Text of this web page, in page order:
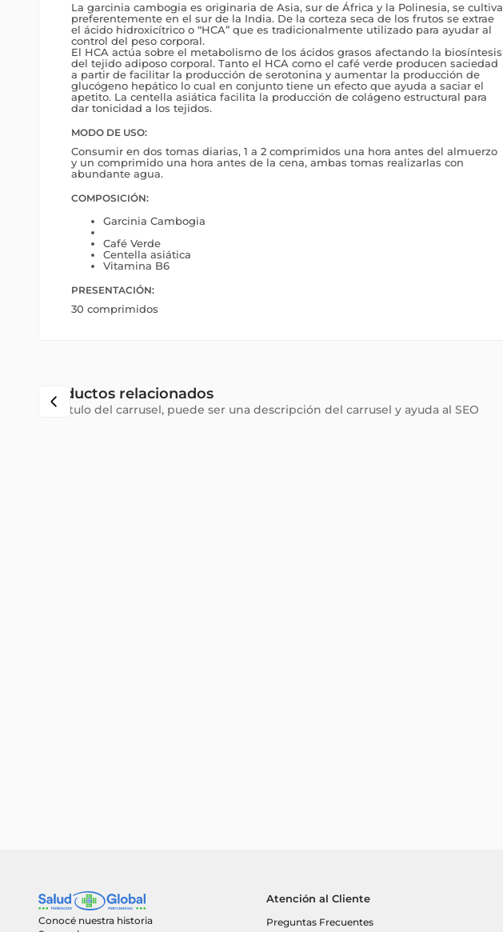
La garcinia cambogia es originaria de Asia, sur de África y la Polinesia, se cultiva
preferentemente en el sur de la India. De la corteza seca de los frutos se extrae
el ácido hidroxicítrico o “HCA” que es tradicionalmente utilizado para ayudar al
control del peso corporal.
El HCA actúa sobre el metabolismo de los ácidos grasos afectando la biosíntesis
del tejido adiposo corporal. Tanto el HCA como el café verde producen saciedad
a partir de facilitar la producción de serotonina y aumentar la producción de
glucógeno hepático lo cual en conjunto tiene un efecto que ayuda a saciar el
apetito. La centella asiática facilita la producción de colágeno estructural para
dar tonicidad a los tejidos.
MODO DE USO:
Consumir en dos tomas diarias, 1 a 2 comprimidos una hora antes del almuerzo
y un comprimido una hora antes de la cena, ambas tomas realizarlas con
abundante agua.
COMPOSICIÓN:
Garcinia Cambogia
Café Verde
Centella asiática
Vitamina B6
PRESENTACIÓN:
30 comprimidos
Productos relacionados
Subtítulo del carrusel, puede ser una descripción del carrusel y ayuda al SEO
Conocé nuestra historia
Atención al Cliente
Preguntas Frecuentes